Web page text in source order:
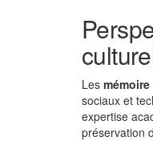
Les
sociaux et
expertise
préservation